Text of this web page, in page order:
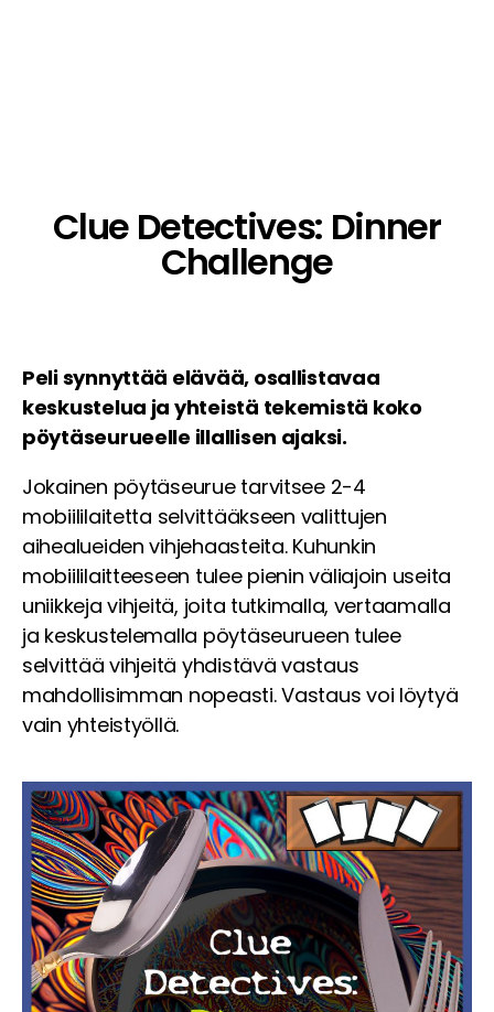
Clue Detectives: Dinner
Challenge
Peli synnyttää elävää, osallistavaa
keskustelua ja yhteistä tekemistä koko
pöytäseurueelle illallisen ajaksi.
Jokainen pöytäseurue tarvitsee 2-4
mobiililaitetta selvittääkseen valittujen
aihealueiden vihjehaasteita. Kuhunkin
mobiililaitteeseen tulee pienin väliajoin useita
uniikkeja vihjeitä, joita tutkimalla, vertaamalla
ja keskustelemalla pöytäseurueen tulee
selvittää vihjeitä yhdistävä vastaus
mahdollisimman nopeasti. Vastaus voi löytyä
vain yhteistyöllä.